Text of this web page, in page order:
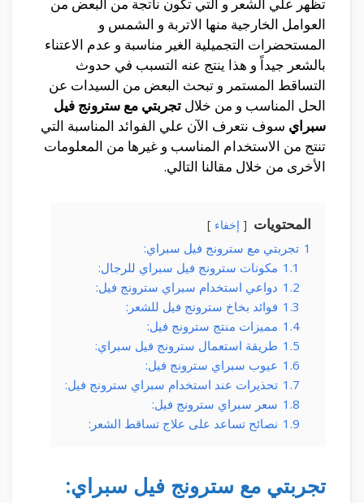
العوامل الخارجية منها الاتربة و الشمس و
المستحضرات التجميلية الغير مناسبة و عدم الاعتناء
بالشعر جيداً و هذا ينتج عنه التسبب في حدوث
التساقط المستمر و تبحث البعض من السيدات عن
الحل المناسب و من خلال تجربتي مع سترونج فيل
سبراي سوف نتعرف الآن علي الفوائد المناسبة التي
تنتج من الاستخدام المناسب و غيرها من المعلومات
الأخرى من خلال مقالنا التالي.
المحتويات إخفاء
1 تجربتي مع سترونج فيل سبراي:
1.1 مكونات سترونج فيل سبراي للرجال:
1.2 دواعي استخدام سبراي سترونج فيل:
1.3 فوائد بخاخ سترونج فيل للشعر:
1.4 مميزات منتج سترونج فيل:
1.5 طريقة استعمال سترونج فيل سبراي:
1.6 عيوب سبراي سترونج فيل:
1.7 تحذيرات عند استخدام سبراي سترونج فيل:
1.8 سعر سبراي سترونج فيل:
1.9 نصائح تساعد على علاج تساقط الشعر:
تجربتي مع سترونج فيل سبراي: